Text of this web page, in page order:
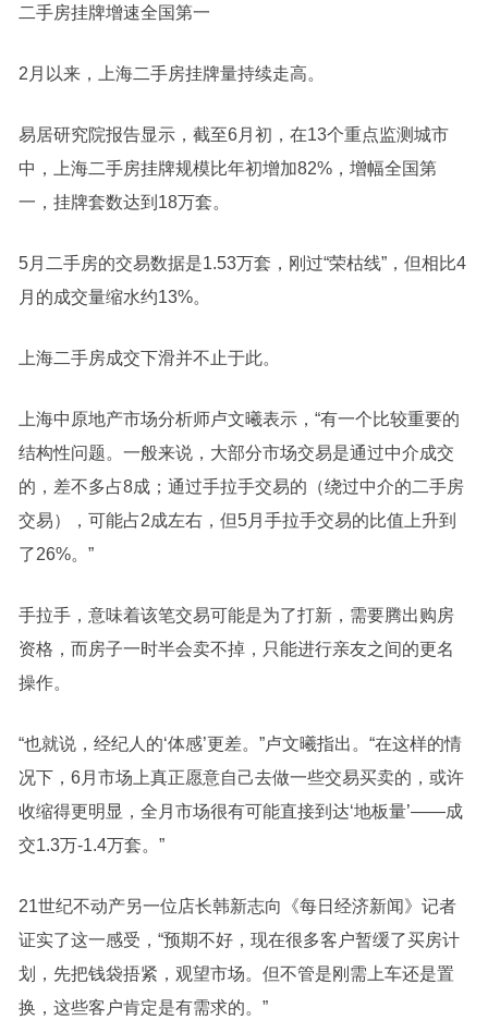
二手房挂牌增速全国第一
2月以来，上海二手房挂牌量持续走高。
易居研究院报告显示，截至6月初，在13个重点监测城市
中，上海二手房挂牌规模比年初增加82%，增幅全国第
一，挂牌套数达到18万套。
5月二手房的交易数据是1.53万套，刚过“荣枯线”，但相比4
月的成交量缩水约13%。
上海二手房成交下滑并不止于此。
上海中原地产市场分析师卢文曦表示，“有一个比较重要的
结构性问题。一般来说，大部分市场交易是通过中介成交
的，差不多占8成；通过手拉手交易的（绕过中介的二手房
交易），可能占2成左右，但5月手拉手交易的比值上升到
了26%。”
手拉手，意味着该笔交易可能是为了打新，需要腾出购房
资格，而房子一时半会卖不掉，只能进行亲友之间的更名
操作。
“也就说，经纪人的‘体感’更差。”卢文曦指出。“在这样的情
况下，6月市场上真正愿意自己去做一些交易买卖的，或许
收缩得更明显，全月市场很有可能直接到达‘地板量’——成
交1.3万-1.4万套。”
21世纪不动产另一位店长韩新志向《每日经济新闻》记者
证实了这一感受，“预期不好，现在很多客户暂缓了买房计
划，先把钱袋捂紧，观望市场。但不管是刚需上车还是置
换，这些客户肯定是有需求的。”